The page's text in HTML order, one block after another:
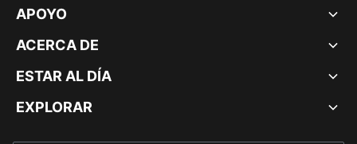
APOYO
ACERCA DE
ESTAR AL DÍA
EXPLORAR